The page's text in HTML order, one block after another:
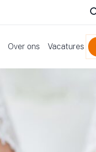
Over ons Vacatures